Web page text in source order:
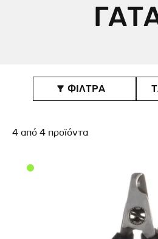
 ΦΙΛΤΡΑ
4από4 προϊόντα